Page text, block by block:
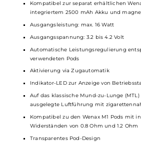
das klassische Mund-zu-Lunge
Perfekt für Einsteiger
Ideal für den Einsatz unterwegs
Material: Aluminium-Legierung
Schnelles Laden via USB Typ-C mit
Kompatibel zur separat erhältlichen
integriertem 2500 mAh Akku und